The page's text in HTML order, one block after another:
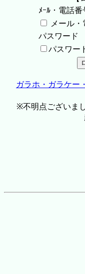
ﾒｰﾙ・電話番
メール
パスワード
パスワー
ガラホ・ガラケー
※不明点ございま